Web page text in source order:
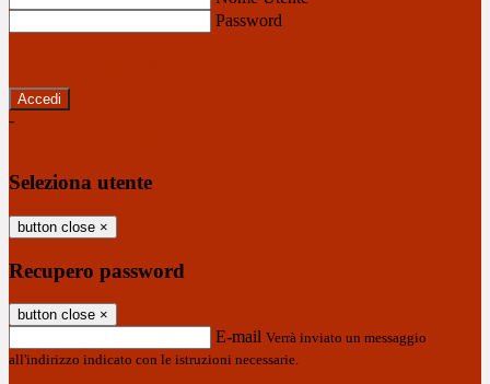
Password
-
Seleziona utente
button close ×
Recupero password
button close ×
E-mail Verrà inviato un messaggio
all'indirizzo indicato con le istruzioni necessarie.